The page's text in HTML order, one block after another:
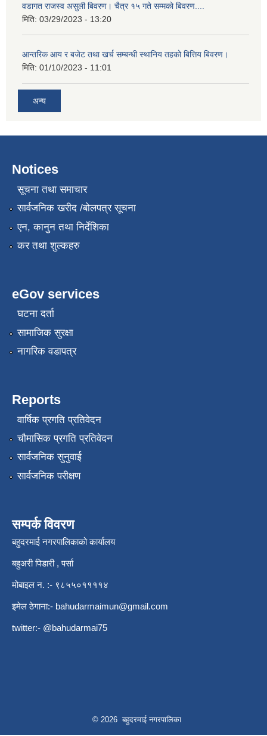
वडागत राजस्व असुली बिवरण। चैत्र १५ गते सम्मको बिवरण....
मिति: 03/29/2023 - 13:20
आन्तरिक आय र बजेट तथा खर्च सम्बन्धी स्थानिय तहको बित्तिय बिवरण।
मिति: 01/10/2023 - 11:01
अन्य
Notices
सूचना तथा समाचार
सार्वजनिक खरीद /बोलपत्र सूचना
एन, कानुन तथा निर्देशिका
कर तथा शुल्कहरु
eGov services
घटना दर्ता
सामाजिक सुरक्षा
नागरिक वडापत्र
Reports
वार्षिक प्रगति प्रतिवेदन
चौमासिक प्रगति प्रतिवेदन
सार्वजनिक सुनुवाई
सार्वजनिक परीक्षण
सम्पर्क विवरण
बहुदरमाई नगरपालिकाको कार्यालय
बहुअरी पिडारी , पर्सा
मोबाइल न. :- ९८५५०११११४
इमेल ठेगाना:- bahudarmaimun@gmail.com
twitter:- @bahudarmai75
© 2026 बहुदरमाई नगरपालिका